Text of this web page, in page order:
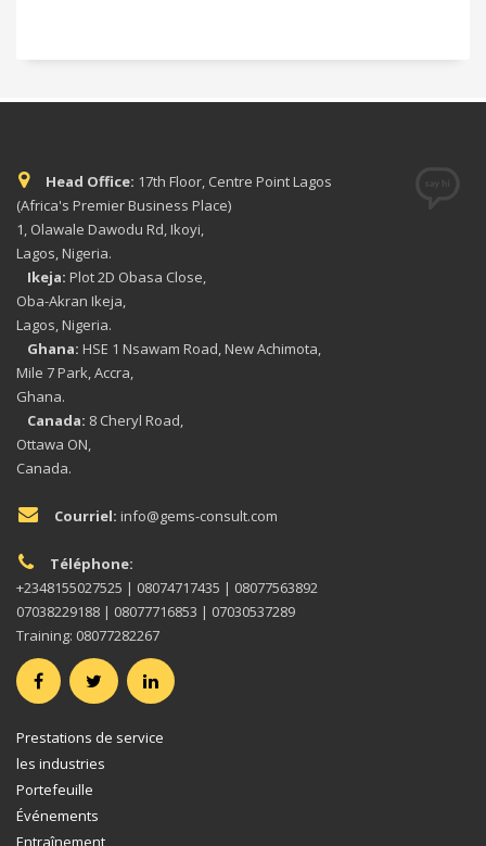
Head Office: 17th Floor, Centre Point Lagos
(Africa's Premier Business Place)
1, Olawale Dawodu Rd, Ikoyi,
Lagos, Nigeria.
Ikeja: Plot 2D Obasa Close,
Oba-Akran Ikeja,
Lagos, Nigeria.
Ghana: HSE 1 Nsawam Road, New Achimota,
Mile 7 Park, Accra,
Ghana.
Canada: 8 Cheryl Road,
Ottawa ON,
Canada.
Courriel: info@gems-consult.com
Téléphone:
+2348155027525 | 08074717435 | 08077563892
07038229188 | 08077716853 | 07030537289
Training: 08077282267
Prestations de service
les industries
Portefeuille
Événements
Entraînement